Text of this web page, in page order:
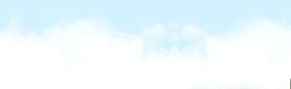
НАЙТИ
ОБУСТРОЙСТВО